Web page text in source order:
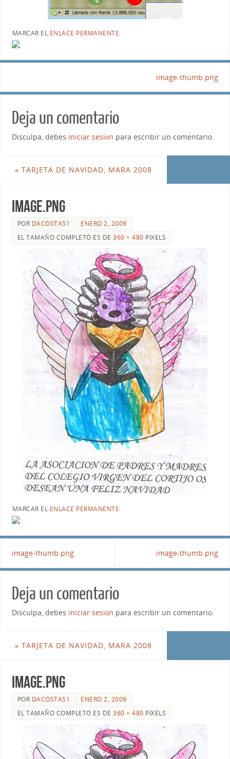
MARCAR EL ENLACE PERMANENTE.
image-thumb.png
Deja un comentario
Disculpa, debes iniciar sesión para escribir un comentario.
« TARJETA DE NAVIDAD, MARA 2008
image.png
POR DACOSTA51
ENERO 2, 2009
EL TAMAÑO COMPLETO ES DE360 × 480 PIXELS
MARCAR EL ENLACE PERMANENTE.
image-thumb.png image-thumb.png
Deja un comentario
Disculpa, debes iniciar sesión para escribir un comentario.
« TARJETA DE NAVIDAD, MARA 2008
image.png
POR DACOSTA51
ENERO 2, 2009
EL TAMAÑO COMPLETO ES DE360 × 480 PIXELS